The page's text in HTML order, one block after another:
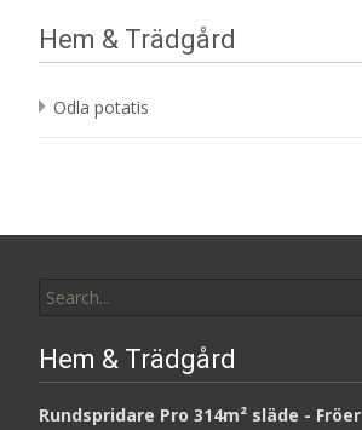
Hem & Trädgård
Odla potatis
for:
Hem & Trädgård
Rundspridare Pro 314m² släde - Fröer